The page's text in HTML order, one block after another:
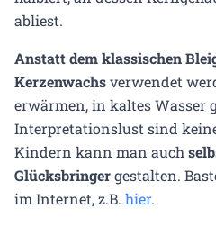
abliest.
Anstatt dem klassischen
Kerzenwachsverwendet
erwärmen, in kaltes Wasser
Interpretationslust sind
Kindern kann man auch
Glücksbringergestalten.
im Internet, z.B. hier.